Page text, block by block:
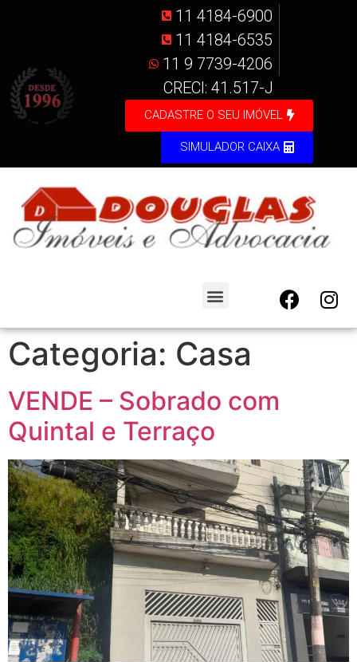
11 4184-6900
11 4184-6535
11 9 7739-4206
CRECI: 41.517-J
CADASTRE O SEU IMÓVEL
SIMULADOR CAIXA
Categoria: Casa
VENDE – Sobrado com
Quintal e Terraço